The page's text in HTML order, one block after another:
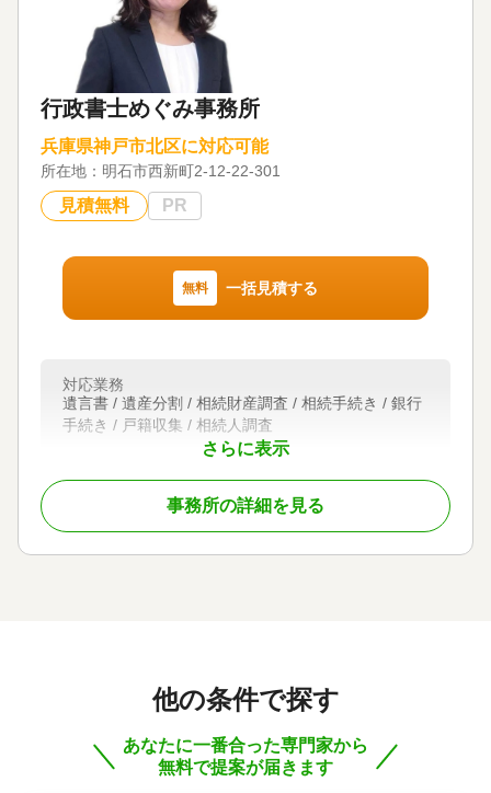
対応業務
遺産分割 / 相続税申告
対応体制
電話相談可 / 訪問可 / 土日相談可 / 初回相談無料 / 18
時以降相談可 / オンライン面談可
対応業務
遺言書 / 遺産分割 / 相続財産調査 / 相続手続き / 銀行
手続き / 戸籍収集 / 相続人調査
対応体制
訪問可 / 初回相談無料 / 事務所面談可
行政書士めぐみ事務所
兵庫県神戸市北区に対応可能
所在地： 明石市西新町2-12-22-301
見積無料 PR
無料 一括見積する
さらに表示
対応業務
遺言書 / 遺産分割 / 相続財産調査 / 相続手続き / 銀行
手続き / 戸籍収集 / 相続人調査
初回相談無料
事務所の詳細を見る
他の条件で探す
あなたに一番合った専門家から
無料で提案が届きます